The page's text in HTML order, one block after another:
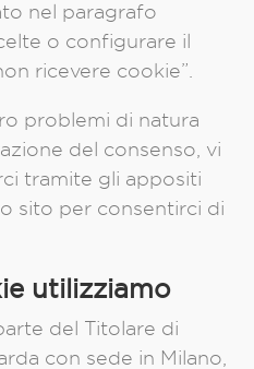
nel paragrafo
o configurare il
ricevere cookie”.
problemi di natura
del consenso, vi
tramite gli appositi
sito per consentirci di
utilizziamo
del Titolare di
con sede in Milano,